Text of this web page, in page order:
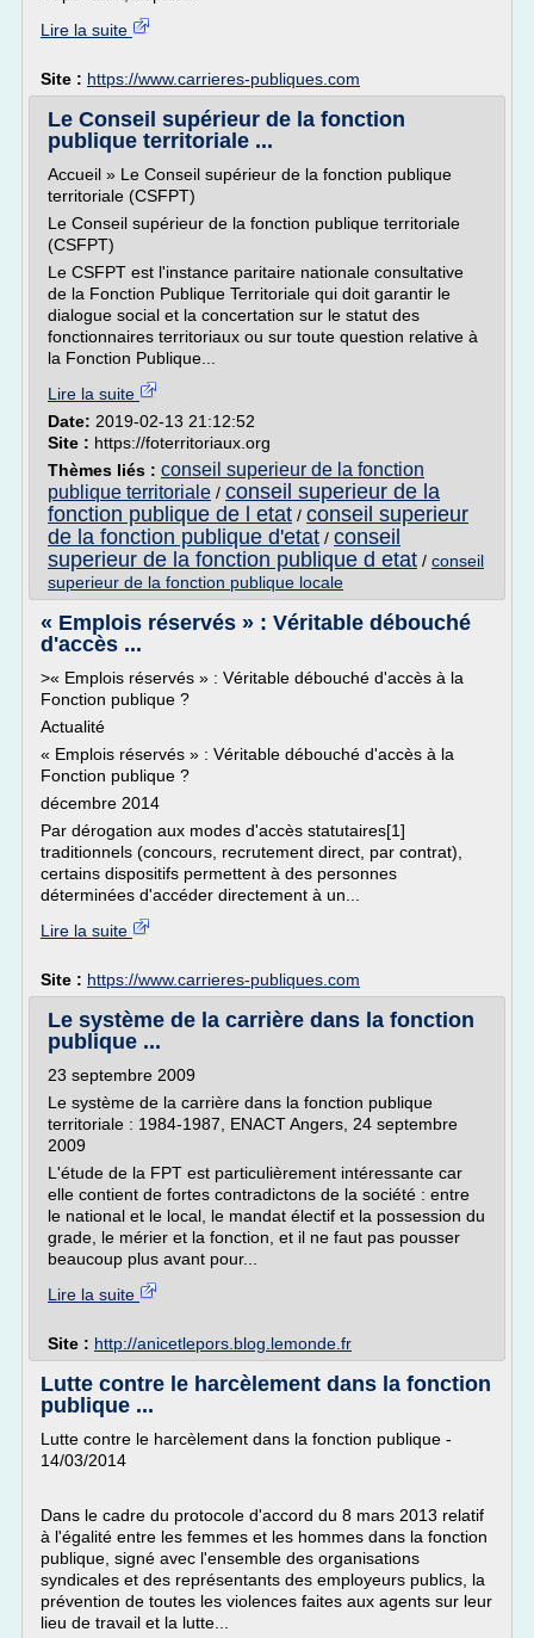
Lire la suite
Site : https://www.carrieres-publiques.com
Le Conseil supérieur de la fonction
publique territoriale ...
Accueil » Le Conseil supérieur de la fonction publique
territoriale (CSFPT)
Le Conseil supérieur de la fonction publique territoriale
(CSFPT)
Le CSFPT est l'instance paritaire nationale consultative
de la Fonction Publique Territoriale qui doit garantir le
dialogue social et la concertation sur le statut des
fonctionnaires territoriaux ou sur toute question relative à
la Fonction Publique...
Lire la suite
Date: 2019-02-13 21:12:52
Site : https://foterritoriaux.org
Thèmes liés : conseil superieur de la fonction
publique territoriale / conseil superieur de la
fonction publique de l etat / conseil superieur
de la fonction publique d'etat / conseil
superieur de la fonction publique d etat / conseil
superieur de la fonction publique locale
« Emplois réservés » : Véritable débouché
d'accès ...
>« Emplois réservés » : Véritable débouché d'accès à la
Fonction publique ?
Actualité
« Emplois réservés » : Véritable débouché d'accès à la
Fonction publique ?
décembre 2014
Par dérogation aux modes d'accès statutaires[1]
traditionnels (concours, recrutement direct, par contrat),
certains dispositifs permettent à des personnes
déterminées d'accéder directement à un...
Lire la suite
Site : https://www.carrieres-publiques.com
Le système de la carrière dans la fonction
publique ...
23 septembre 2009
Le système de la carrière dans la fonction publique
territoriale : 1984-1987, ENACT Angers, 24 septembre
2009
L'étude de la FPT est particulièrement intéressante car
elle contient de fortes contradictons de la société : entre
le national et le local, le mandat électif et la possession du
grade, le mérier et la fonction, et il ne faut pas pousser
beaucoup plus avant pour...
Lire la suite
Site : http://anicetlepors.blog.lemonde.fr
Lutte contre le harcèlement dans la fonction
publique ...
Lutte contre le harcèlement dans la fonction publique -
14/03/2014
Dans le cadre du protocole d'accord du 8 mars 2013 relatif
à l'égalité entre les femmes et les hommes dans la fonction
publique, signé avec l'ensemble des organisations
syndicales et des représentants des employeurs publics, la
prévention de toutes les violences faites aux agents sur leur
lieu de travail et la lutte...